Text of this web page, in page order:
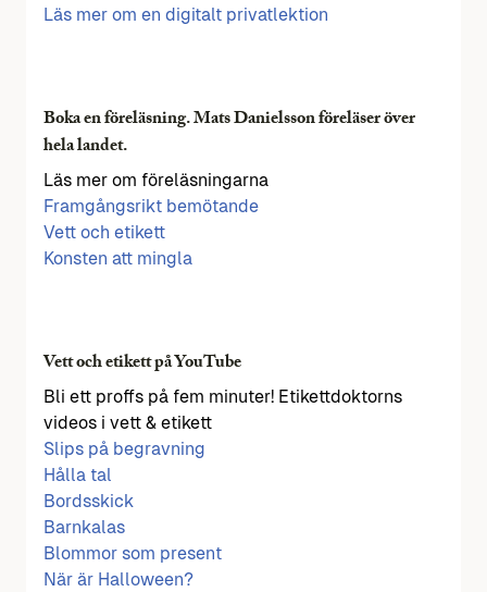
Läs mer om en digitalt privatlektion
Boka en föreläsning. Mats Danielsson föreläser över
hela landet.
Läs mer om föreläsningarna
Framgångsrikt bemötande
Vett och etikett
Konsten att mingla
Vett och etikett på YouTube
Bli ett proffs på fem minuter! Etikettdoktorns
videos i vett & etikett
Slips på begravning
Hålla tal
Bordsskick
Barnkalas
Blommor som present
När är Halloween?